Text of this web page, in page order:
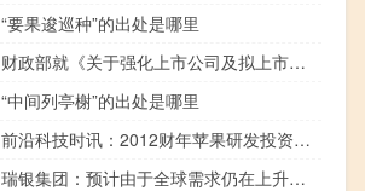
“要果逡巡种”的出处是哪里
财政部就《关于强化上市公司及拟上市企业内部控制建设 推进内部控制评价和审计的通知（征求意见稿）》征求意见
“中间列亭榭”的出处是哪里
前沿科技时讯：2012财年苹果研发投资增10亿达34亿美元
瑞银集团：预计由于全球需求仍在上升且供应紧张油价将回升至每桶90至100美元之间